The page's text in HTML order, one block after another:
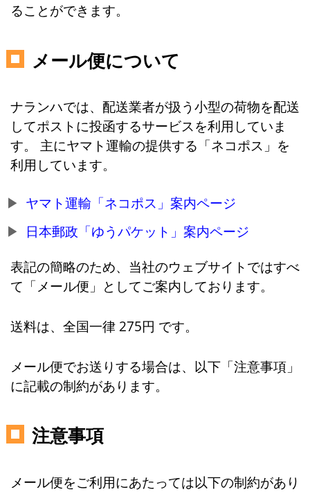
ることができます。
メール便について
ナランハでは、配送業者が扱う小型の荷物を配送
してポストに投函するサービスを利用していま
す。 主にヤマト運輸の提供する「ネコポス」を
利用しています。
ヤマト運輸「ネコポス」案内ページ
日本郵政「ゆうパケット」案内ページ
表記の簡略のため、当社のウェブサイトではすべ
て「メール便」としてご案内しております。
送料は、全国一律 275円 です。
メール便でお送りする場合は、以下「注意事項」
に記載の制約があります。
注意事項
メール便をご利用にあたっては以下の制約があり